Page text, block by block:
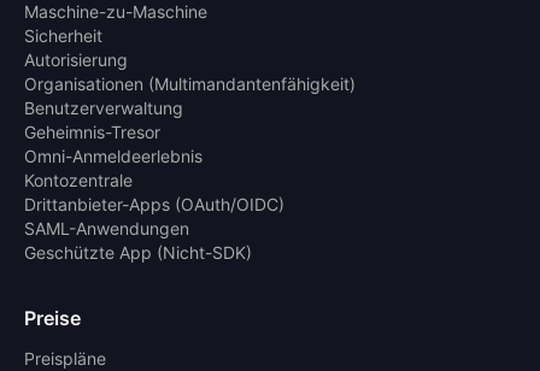
Maschine-zu-Maschine
Sicherheit
Autorisierung
Organisationen (Multimandantenfähigkeit)
Benutzerverwaltung
Geheimnis-Tresor
Omni-Anmeldeerlebnis
Kontozentrale
Drittanbieter-Apps (OAuth/OIDC)
SAML-Anwendungen
Geschützte App (Nicht-SDK)
Preise
Preispläne